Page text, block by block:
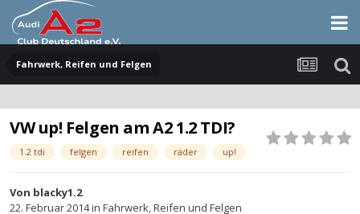
Fahrwerk, Reifen und Felgen
VW up! Felgen am A2 1.2 TDI?
1.2 tdi felgen reifen räder up!
Von blacky1.2
22. Februar 2014in Fahrwerk, Reifen und Felgen